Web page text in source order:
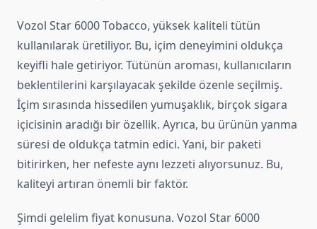
Vozol Star 6000 Tobacco, yüksek kaliteli tütün
kullanılarak üretiliyor. Bu, içim deneyimini oldukça
keyifli hale getiriyor. Tütünün aroması, kullanıcıların
beklentilerini karşılayacak şekilde özenle seçilmiş.
İçim sırasında hissedilen yumuşaklık, birçok sigara
içicisinin aradığı bir özellik. Ayrıca, bu ürünün yanma
süresi de oldukça tatmin edici. Yani, bir paketi
bitirirken, her nefeste aynı lezzeti alıyorsunuz. Bu,
kaliteyi artıran önemli bir faktör.
Şimdi gelelim fiyat konusuna. Vozol Star 6000